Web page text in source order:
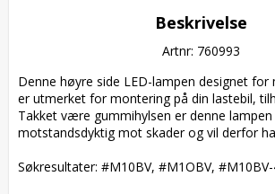
Beskrivelse
Artnr: 760993
Denne høyre side LED-lampen designet for
er utmerket for montering på din lastebil,
Takket være gummihylsen er denne
motstandsdyktig mot skader og vil derfor
Søkresultater: #M10BV, #M1OBV, #M10BV-